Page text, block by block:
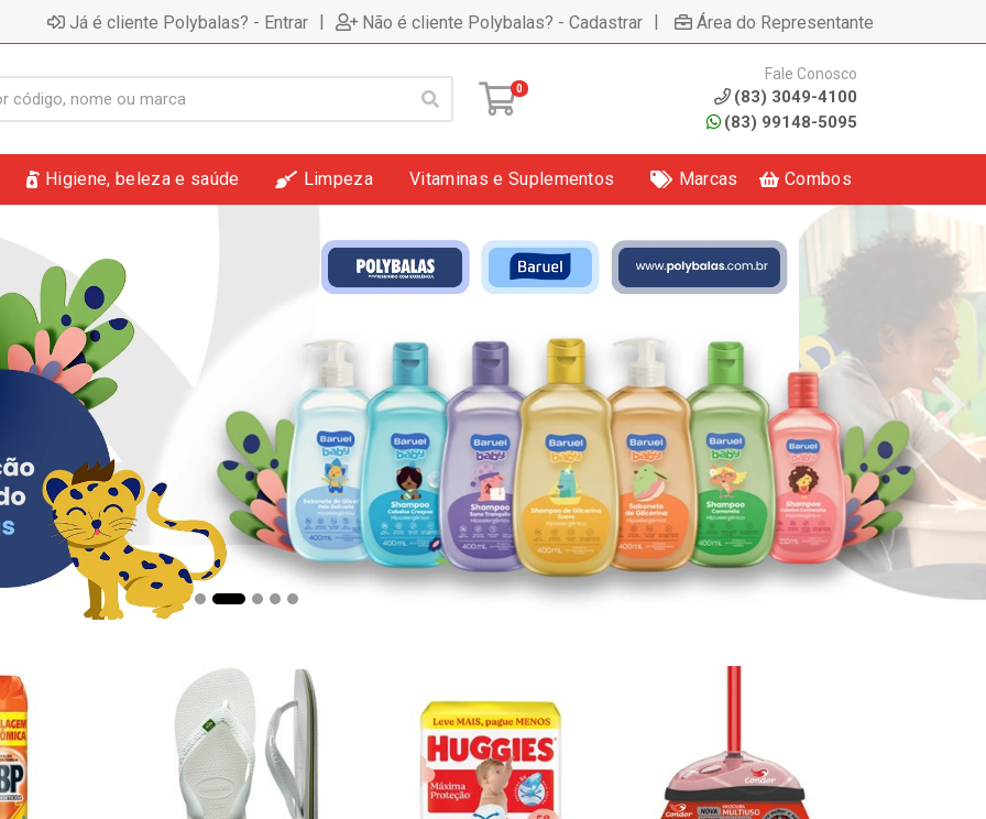
Já é cliente Polybalas? - Entrar | Não é cliente Polybalas? - Cadastrar | Área do Representante
0
Fale Conosco
(83) 3049-4100
(83) 99148-5095
Higiene, beleza e saúde Limpeza Vitaminas e Suplementos Marcas Combos